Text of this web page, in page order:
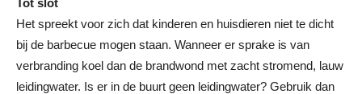
Tot slot
Het spreekt voor zich dat kinderen en huisdieren niet te dicht
bij de barbecue mogen staan. Wanneer er sprake is van
verbranding koel dan de brandwond met zacht stromend, lauw
leidingwater. Is er in de buurt geen leidingwater? Gebruik dan